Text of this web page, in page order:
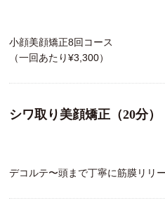
小顔美顔矯正8回コース
（一回あたり¥3,300）
シワ取り美顔矯正（20分
デコルテ〜頭まで丁寧に筋膜リリ